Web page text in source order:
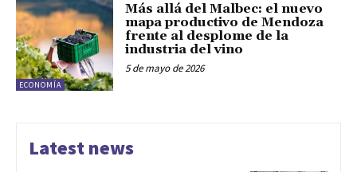
ECONOMÍA
Más allá del Malbec: el nuevo
mapa productivo de Mendoza
frente al desplome de la
industria del vino
5 de mayo de 2026
Latest news